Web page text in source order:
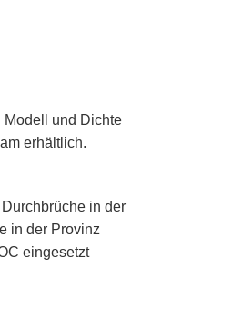
Modell und Dichte
erhältlich.
in der
in der Provinz
eingesetzt